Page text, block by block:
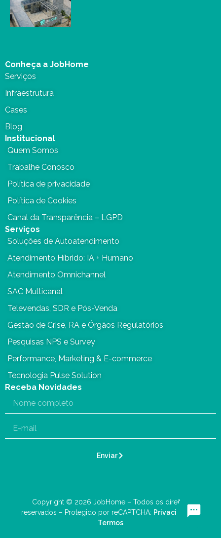
Conheça a JobHome
Serviços
Infraestrutura
Cases
Blog
Institucional
Quem Somos
Trabalhe Conosco
Política de privacidade
Política de Cookies
Canal da Transparência – LGPD
Serviços
Soluções de Autoatendimento
Atendimento Híbrido: IA + Humano
Atendimento Omnichannel
SAC Multicanal
Televendas, SDR e Pós-Venda
Gestão de Crise, RA e Órgãos Regulatórios
Pesquisas NPS e Survey
Performance, Marketing & E-commerce
Tecnologia Pulse Solution
Receba Novidades
Enviar
Copyright © 2026 JobHome – Todos os direitos
reservados – Protegido por reCAPTCHA: Privacidade–
Termos